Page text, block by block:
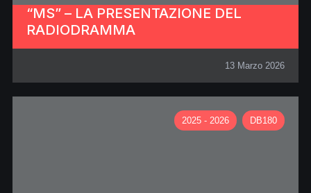
“MS” – LA PRESENTAZIONE DEL
RADIODRAMMA
13 Marzo 2026
2025 - 2026 DB180